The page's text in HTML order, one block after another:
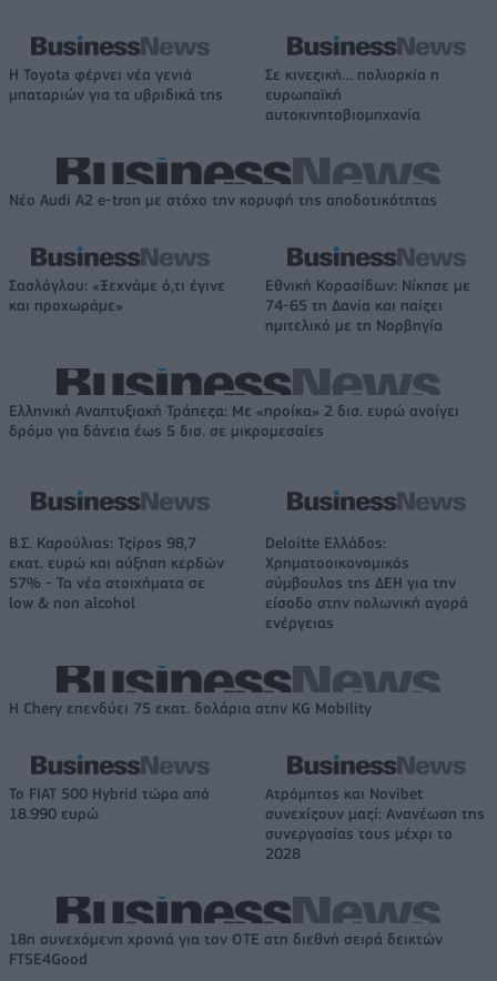
Η Toyota φέρνει νέα γενιά
μπαταριών για τα υβριδικά της
Σε κινεζική… πολιορκία η
ευρωπαϊκή
αυτοκινητοβιομηχανία
Νέο Audi A2 e-tron με στόχο την κορυφή της αποδοτικότητας
Σασλόγλου: «Ξεχνάμε ό,τι έγινε
και προχωράμε»
Εθνική Κορασίδων: Νίκησε με
74-65 τη Δανία και παίζει
ημιτελικό με τη Νορβηγία
Ελληνική Αναπτυξιακή Τράπεζα: Με «προίκα» 2 δισ. ευρώ ανοίγει
δρόμο για δάνεια έως 5 δισ. σε μικρομεσαίες
Β.Σ. Καρούλιας: Τζίρος 98,7
εκατ. ευρώ και αύξηση κερδών
57% - Τα νέα στοιχήματα σε
low & non alcohol
Deloitte Ελλάδος:
Χρηματοοικονομικός
σύμβουλος της ΔΕΗ για την
είσοδο στην πολωνική αγορά
ενέργειας
Η Chery επενδύει 75 εκατ. δολάρια στην KG Mobility
Το FIAT 500 Hybrid τώρα από
18.990 ευρώ
Ατρόμητος και Novibet
συνεχίζουν μαζί: Ανανέωση της
συνεργασίας τους μέχρι το
2028
18η συνεχόμενη χρονιά για τον ΟΤΕ στη διεθνή σειρά δεικτών
FTSE4Good